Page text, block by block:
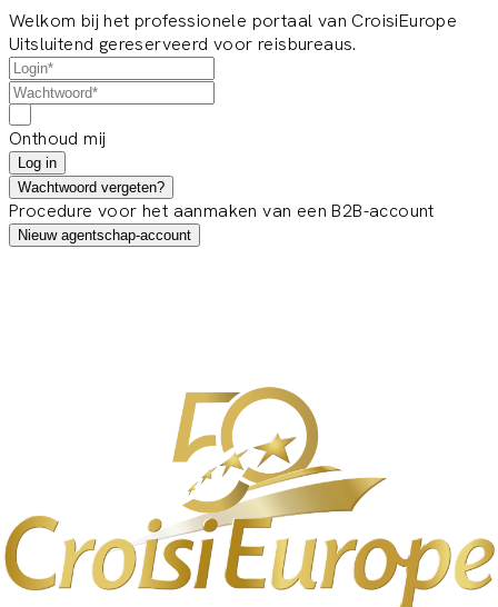
Welkom bij het professionele portaal van CroisiEurope
Uitsluitend gereserveerd voor reisbureaus.
Onthoud mij
Log in
Wachtwoord vergeten?
Procedure voor het aanmaken van een B2B-account
Nieuw agentschap-account